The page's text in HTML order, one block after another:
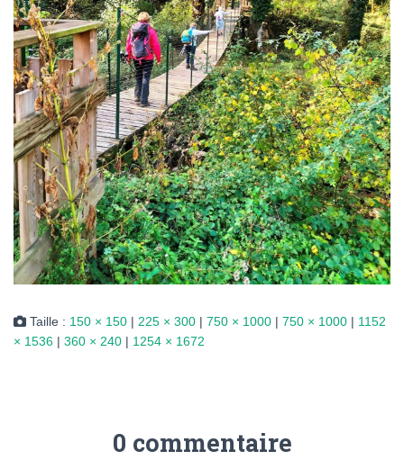
Taille : 150 × 150 | 225 × 300 | 750 × 1000 | 750 × 1000 | 1152
× 1536 | 360 × 240 | 1254 × 1672
0 commentaire